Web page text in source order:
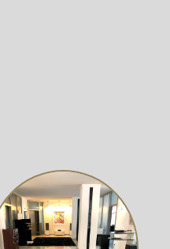
neu entwickelten 17 ×
Bändchens.
und